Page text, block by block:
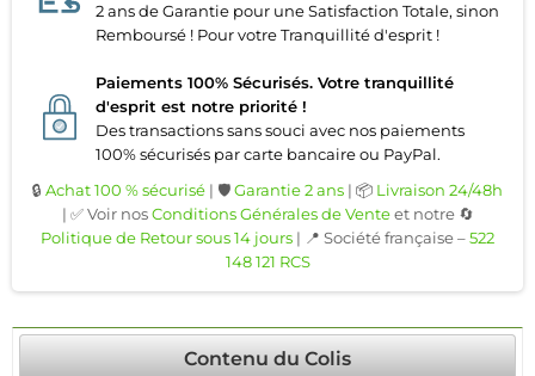
2 ans de Garantie pour une Satisfaction Totale, sinon
Remboursé ! Pour votre Tranquillité d'esprit !
Paiements 100% Sécurisés. Votre tranquillité
d'esprit est notre priorité !
Des transactions sans souci avec nos paiements
100% sécurisés par carte bancaire ou PayPal.
🔒 Achat 100 % sécurisé | 🛡️Garantie 2 ans | 📦 Livraison 24/48h
| ✅ Voir nosConditions Générales de Venteet notre 🔄
Politique de Retour sous 14 jours | 📍 Société française –522
148 121 RCS
Contenu du Colis